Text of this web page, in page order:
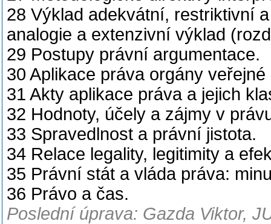
28 Výklad adekvátní, restriktivní
analogie a extenzivní výklad
29 Postupy právní argumentace.
30 Aplikace práva orgány
31 Akty aplikace práva a jejich
32 Hodnoty, účely a zájmy v
33 Spravedlnost a právní jistota.
34 Relace legality, legitimity a
35 Právní stát a vláda práva:
36 Právo a čas.
Poslední úprava: Gazda Viktor,